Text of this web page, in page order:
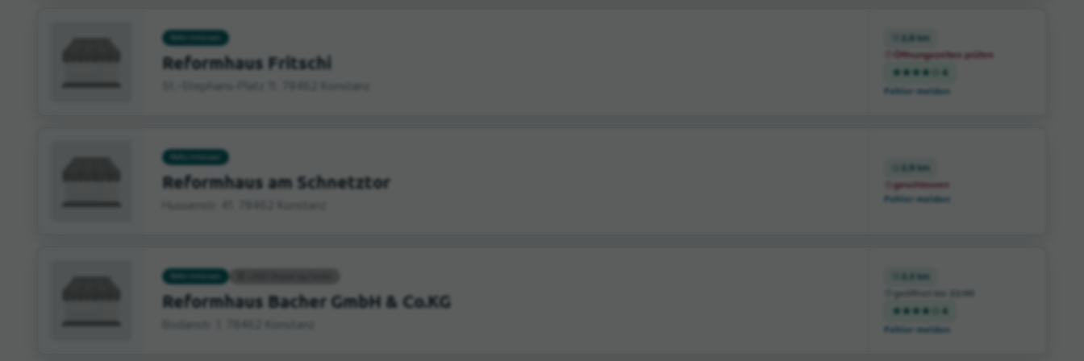
Reformhaus Fritschi
2,8 km
Öffnungszeiten prüfen
4
Fehler melden
Reformhaus am Schnetztor
2,9 km
geschlossen
Fehler melden
Reformhaus Bacher GmbH & Co.KG
3,3 km
geöffnet bis 22:00
4
Fehler melden